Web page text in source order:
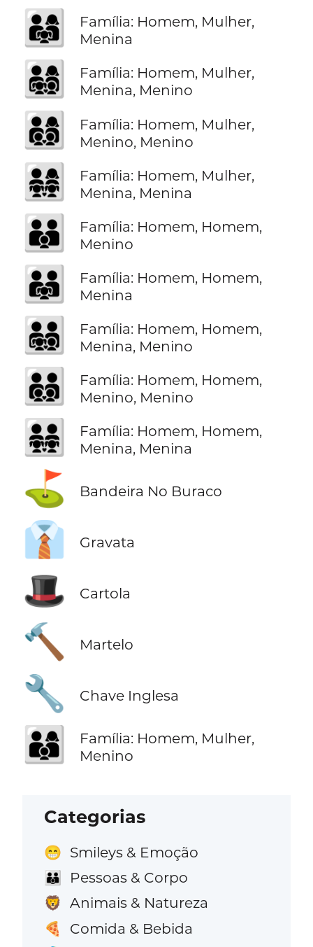
👨‍👩‍👧
Família: Homem, Mulher,
Menina
👨‍👩‍👧‍👦
Família: Homem, Mulher,
Menina, Menino
👨‍👩‍👦‍👦
Família: Homem, Mulher,
Menino, Menino
👨‍👩‍👧‍👧
Família: Homem, Mulher,
Menina, Menina
👨‍👨‍👦
Família: Homem, Homem,
Menino
👨‍👨‍👧
Família: Homem, Homem,
Menina
👨‍👨‍👧‍👦
Família: Homem, Homem,
Menina, Menino
👨‍👨‍👦‍👦
Família: Homem, Homem,
Menino, Menino
👨‍👨‍👧‍👧
Família: Homem, Homem,
Menina, Menina
⛳ Bandeira No Buraco
👔 Gravata
🎩 Cartola
🔨 Martelo
🔧 Chave Inglesa
👨‍👩‍👦
Família: Homem, Mulher,
Menino
Categorias
😁 Smileys & Emoção
👪 Pessoas & Corpo
🦁 Animais & Natureza
🍕 Comida & Bebida